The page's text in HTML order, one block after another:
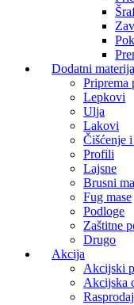
Dodatni
Priprema
Lepkovi
Ulja
Lakovi
Čišćenje
Profili
Lajsne
Brusni
Fug mase
Podloge
Zaštitne
Drugo
Akcija
Akcijski
Akcijska